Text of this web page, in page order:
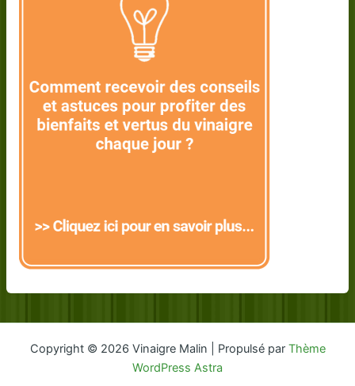
Copyright © 2026 Vinaigre Malin | Propulsé par Thème
WordPress Astra